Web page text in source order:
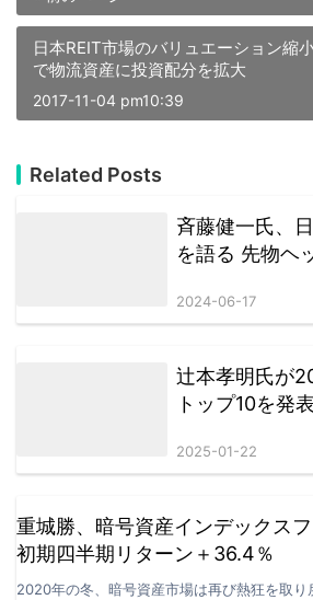
日本REIT市場のバリュエーション縮
で物流資産に投資配分を拡大
2017-11-04 pm10:39
Related Posts
斉藤健一氏、
を語る 先物ヘ
2024-06-17
辻本孝明氏が
トップ10を発
2025-01-22
重城勝、暗号資産インデックス
初期四半期リターン＋36.4％
2020年の冬、暗号資産市場は再び熱狂を取